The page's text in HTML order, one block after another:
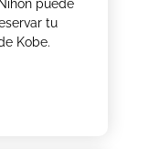
puede
tu
Kobe.